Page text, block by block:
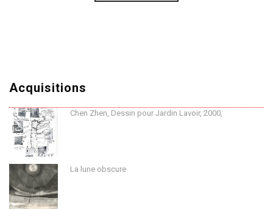
Acquisitions
Chen Zhen, Dessin pour Jardin Lavoir, 2000,
La lune obscure